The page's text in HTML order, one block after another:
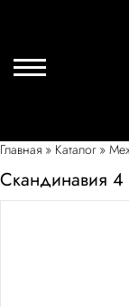
Главная » Каталог»
Скандинавия